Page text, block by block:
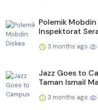
Polemik
Inspektorat
3 months ago
Jazz Goes to
Taman Ismail
3 months ago